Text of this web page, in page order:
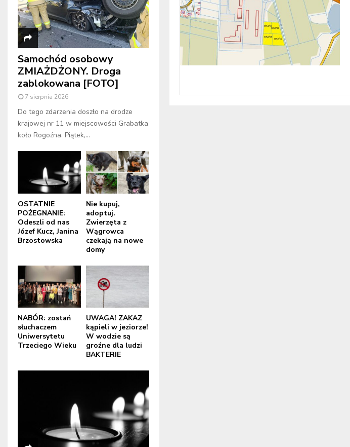
Samochód osobowy
ZMIAŻDŻONY. Droga
zablokowana [FOTO]
7 sierpnia 2026
Do tego zdarzenia doszło na drodze
krajowej nr 11 w miejscowości Grabatka
koło Rogoźna. Piątek,...
OSTATNIE
POŻEGNANIE:
Odeszli od nas
Józef Kucz, Janina
Brzostowska
Nie kupuj,
adoptuj.
Zwierzęta z
Wągrowca
czekają na nowe
domy
NABÓR: zostań
słuchaczem
Uniwersytetu
Trzeciego Wieku
UWAGA! ZAKAZ
kąpieli w jeziorze!
W wodzie są
groźne dla ludzi
BAKTERIE